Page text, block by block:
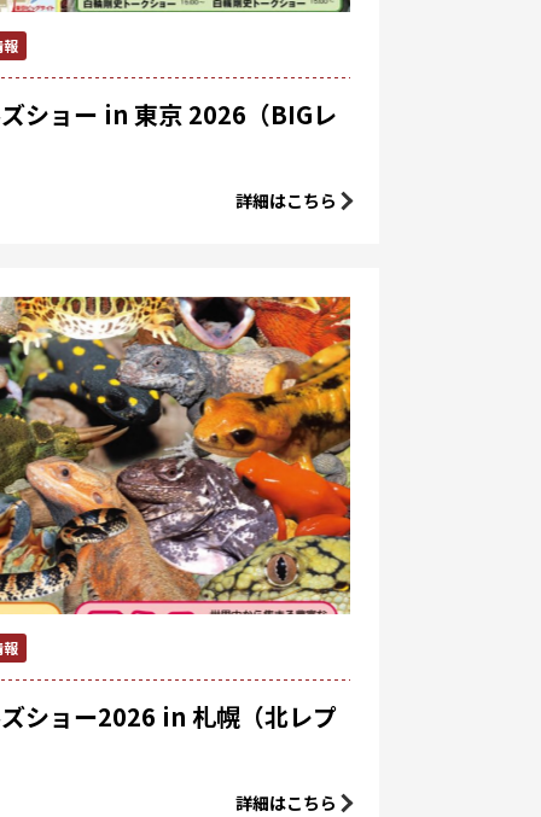
報
ショー in 東京 2026（BIGレ
詳細はこちら
報
ショー2026 in 札幌（北レプ
詳細はこちら